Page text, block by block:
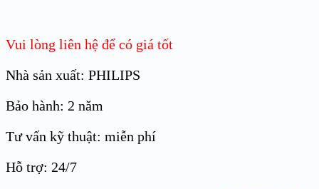
Vui lòng liên hệ để có giá tốt
Nhà sản xuất: PHILIPS
Bảo hành: 2 năm
Tư vấn kỹ thuật: miễn phí
Hỗ trợ: 24/7